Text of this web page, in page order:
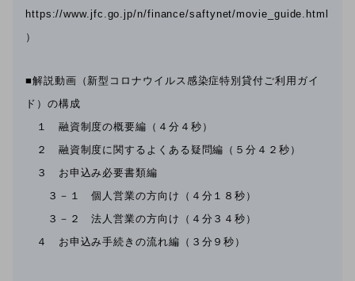
https://www.jfc.go.jp/n/finance/saftynet/movie_guide.html
）
■解説動画（新型コロナウイルス感染症特別貸付ご利用ガイ
ド）の構成
１ 融資制度の概要編（４分４秒）
２ 融資制度に関するよくある疑問編（５分４２秒）
３ お申込み必要書類編
３－１ 個人営業の方向け（４分１８秒）
３－２ 法人営業の方向け（４分３４秒）
４ お申込み手続きの流れ編（３分９秒）